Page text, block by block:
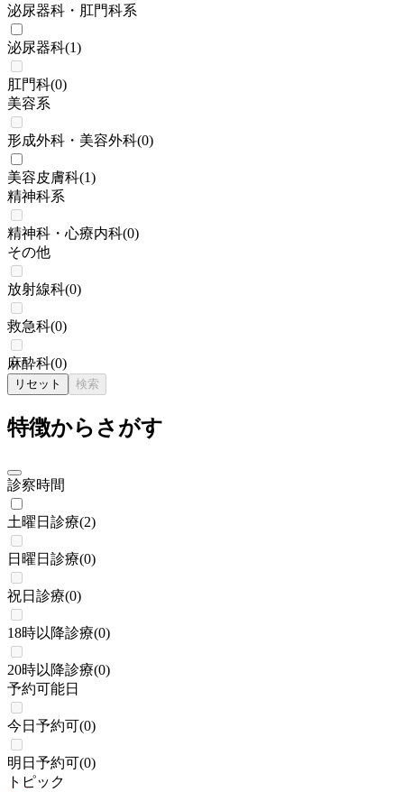
泌尿器科・肛門科系
泌尿器科(1)
肛門科(0)
美容系
形成外科・美容外科(0)
美容皮膚科(1)
精神科系
精神科・心療内科(0)
その他
放射線科(0)
救急科(0)
麻酔科(0)
リセット 検索
特徴からさがす
診察時間
土曜日診療(2)
日曜日診療(0)
祝日診療(0)
18時以降診療(0)
20時以降診療(0)
予約可能日
今日予約可(0)
明日予約可(0)
トピック